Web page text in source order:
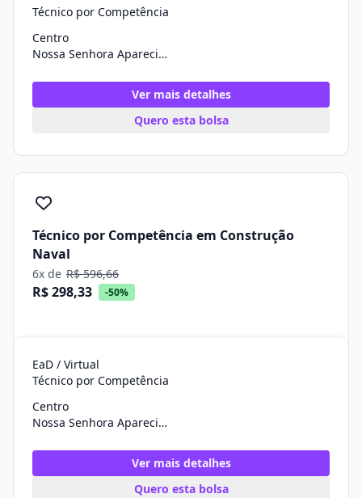
Técnico por Competência
Centro
Nossa Senhora Aparecida/SE
Ver mais detalhes
Quero esta bolsa
Técnico por Competência em Construção
Naval
6x de R$ 596,66
R$ 298,33 -50%
EaD / Virtual
Técnico por Competência
Centro
Nossa Senhora Aparecida/SE
Ver mais detalhes
Quero esta bolsa